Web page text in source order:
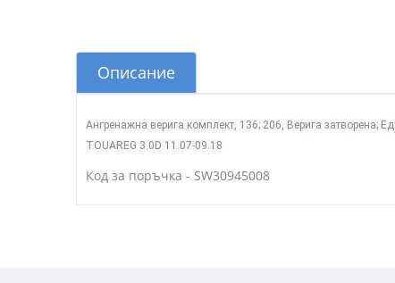
Описание
Ангренажна верига комплект, 136; 206, Верига затворена;
TOUAREG 3.0D 11.07-09.18
Код за поръчка - SW30945008